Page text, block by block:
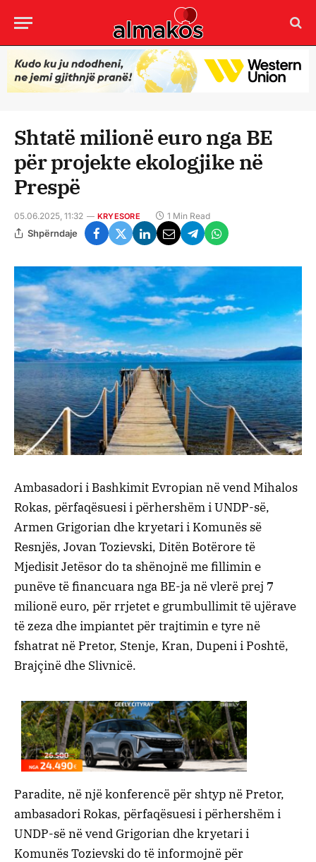
Shtatë milionë euro nga BE
për projekte ekologjike në
Prespë
05.06.2025, 11:32 KRYESORE 1 Min Read
Shpërndaje
Ambasadori i Bashkimit Evropian në vend Mihalos
Rokas, përfaqësuesi i përhershëm i UNDP-së,
Armen Grigorian dhe kryetari i Komunës së
Resnjës, Jovan Tozievski, Ditën Botërore të
Mjedisit Jetësor do ta shënojnë me fillimin e
punëve të financuara nga BE-ja në vlerë prej 7
milionë euro, për rrjetet e grumbullimit të ujërave
të zeza dhe impiantet për trajtimin e tyre në
fshatrat në Pretor, Stenje, Kran, Dupeni i Poshtë,
Brajçinë dhe Slivnicë.
Paradite, në një konferencë për shtyp në Pretor,
ambasadori Rokas, përfaqësuesi i përhershëm i
UNDP-së në vend Grigorian dhe kryetari i
Komunës Tozievski do të informojnë për